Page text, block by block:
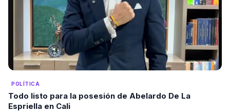
POLÍTICA
Todo listo para la posesión de Abelardo De La
Espriella en Cali